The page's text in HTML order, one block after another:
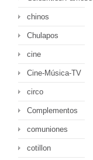
chinos
Chulapos
cine
Cine-Música-TV
circo
Complementos
comuniones
cotillon